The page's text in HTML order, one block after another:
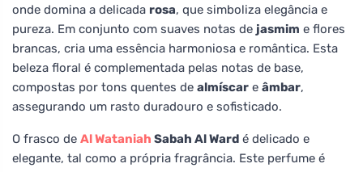
onde domina a delicada rosa, que simboliza elegância e
pureza. Em conjunto com suaves notas de jasmim e flores
brancas, cria uma essência harmoniosa e romântica. Esta
beleza floral é complementada pelas notas de base,
compostas por tons quentes de almíscar e âmbar,
assegurando um rasto duradouro e sofisticado.
O frasco de Al Wataniah Sabah Al Ward é delicado e
elegante, tal como a própria fragrância. Este perfume é